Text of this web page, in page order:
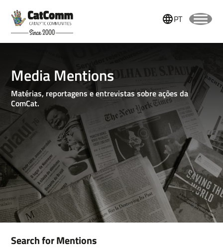
PT
Media Mentions
Matérias, reportagens e entrevistas sobre ações da
ComCat.
Search for Mentions